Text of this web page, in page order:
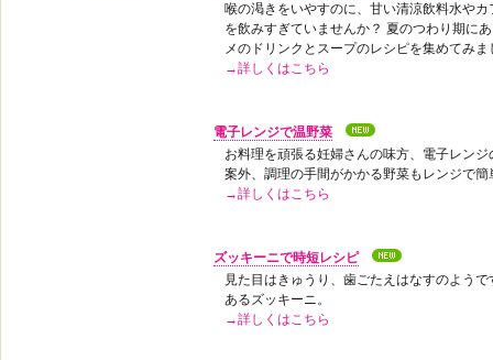
喉の渇きをいやすのに、甘い清涼飲料水や
を飲みすぎていませんか？ 夏のつわり期に
メのドリンクとスープのレシピを集めてみま
→詳しくはこちら
電子レンジで温野菜
お料理を頑張る妊婦さんの味方、電子レン
案外、調理の手間がかかる野菜もレンジで
→詳しくはこちら
ズッキーニで時短レシピ
見た目はきゅうり、歯ごたえはなすのよう
あるズッキーニ。
→詳しくはこちら